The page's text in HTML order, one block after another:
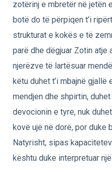
zotërinj e mbretër në jetën
botë do të përpiqen t’i
strukturat e kokës e të
parë dhe dëgjuar Zotin atje
njerëzve të lartësuar
këtu duhet t’i mbajnë gjallë
mendjen dhe shpirtin,
devocionin e tyre, nuk
kovë ujë në dorë, por duke
Natyrisht, sipas
kështu duke interpretuar